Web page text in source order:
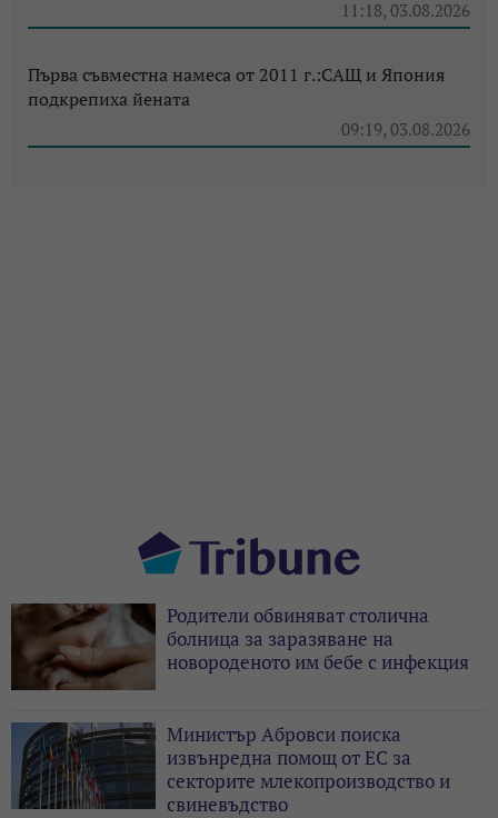
11:18, 03.08.2026
Първа съвместна намеса от 2011 г.:САЩ и Япония
подкрепиха йената
09:19, 03.08.2026
Родители обвиняват столична
болница за заразяване на
новороденото им бебе с инфекция
Министър Абровси поиска
извънредна помощ от ЕС за
секторите млекопроизводство и
свиневъдство